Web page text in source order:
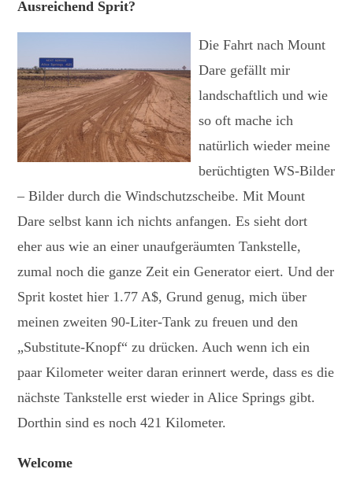
Ausreichend Sprit?
Die Fahrt nach Mount
Dare gefällt mir
landschaftlich und wie
so oft mache ich
natürlich wieder meine
berüchtigten WS-Bilder
– Bilder durch die Windschutzscheibe. Mit Mount
Dare selbst kann ich nichts anfangen. Es sieht dort
eher aus wie an einer unaufgeräumten Tankstelle,
zumal noch die ganze Zeit ein Generator eiert. Und der
Sprit kostet hier 1.77 A$, Grund genug, mich über
meinen zweiten 90-Liter-Tank zu freuen und den
„Substitute-Knopf“ zu drücken. Auch wenn ich ein
paar Kilometer weiter daran erinnert werde, dass es die
nächste Tankstelle erst wieder in Alice Springs gibt.
Dorthin sind es noch 421 Kilometer.
Welcome